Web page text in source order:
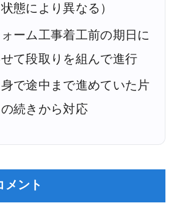
態により異なる）
ーム工事着工前の期日に
て段取りを組んで進行
で途中まで進めていた片
続きから対応
メント